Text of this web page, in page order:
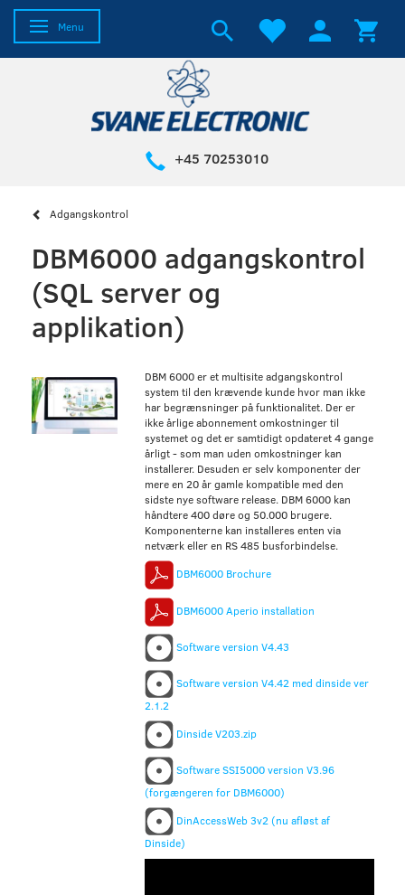
Toggle navigation
Menu
+45 70253010
Adgangskontrol
DBM6000 adgangskontrol
(SQL server og
applikation)
DBM 6000 er et multisite adgangskontrol
system til den krævende kunde hvor man ikke
har begrænsninger på funktionalitet. Der er
ikke årlige abonnement omkostninger til
systemet og det er samtidigt opdateret 4 gange
årligt - som man uden omkostninger kan
installerer. Desuden er selv komponenter der
mere en 20 år gamle kompatible med den
sidste nye software release. DBM 6000 kan
håndtere 400 døre og 50.000 brugere.
Komponenterne kan installeres enten via
netværk eller en RS 485 busforbindelse.
DBM6000 Brochure
DBM6000 Aperio installation
Software version V4.43
Software version V4.42 med dinside ver
2.1.2
Dinside V203.zip
Software SSI5000 version V3.96
(forgængeren for DBM6000)
DinAccessWeb 3v2 (nu afløst af
Dinside)